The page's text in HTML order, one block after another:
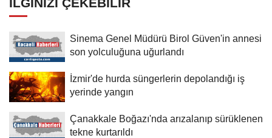
Sinema Genel Müdürü Birol Güven'in annesi
son yolculuğuna uğurlandı
İzmir'de hurda süngerlerin depolandığı iş
yerinde yangın
Çanakkale Boğazı'nda arızalanıp sürüklenen
tekne kurtarıldı